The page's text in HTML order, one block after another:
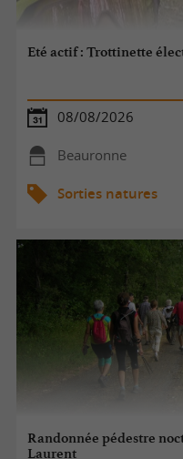
Eté actif : Trottinette
08/08/2026
Beauronne
Sorties natures
Randonnée pédestre
Laurent